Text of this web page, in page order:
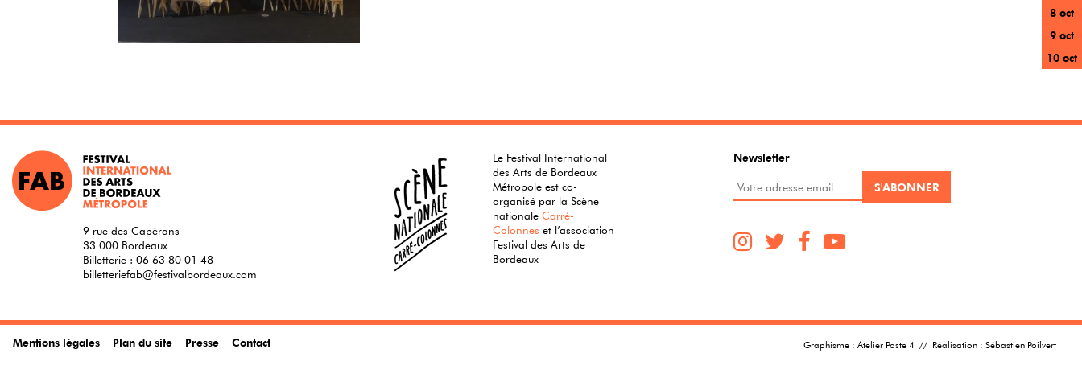
8 oct
9 oct
10 oct
9 rue des Capérans
33 000 Bordeaux
Billetterie : 06 63 80 01 48
billetteriefab@festivalbordeaux.com
Le Festival International
des Arts de Bordeaux
Métropole est co-
organisé par la Scène
nationaleCarré-
Colonnes et l’association
Festival des Arts de
Bordeaux
Newsletter
Mentions légales Plan du site Presse Contact Graphisme : Atelier Poste 4 // Réalisation : Sébastien Poilvert